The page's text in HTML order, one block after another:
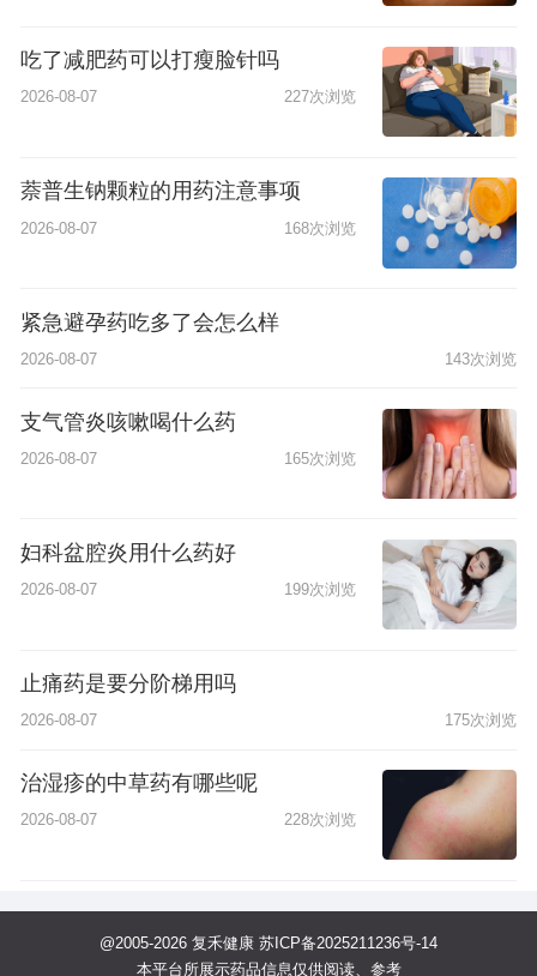
吃了减肥药可以打瘦脸针吗
2026-08-07 227次浏览
萘普生钠颗粒的用药注意事项
2026-08-07 168次浏览
紧急避孕药吃多了会怎么样
2026-08-07 143次浏览
支气管炎咳嗽喝什么药
2026-08-07 165次浏览
妇科盆腔炎用什么药好
2026-08-07 199次浏览
止痛药是要分阶梯用吗
2026-08-07 175次浏览
治湿疹的中草药有哪些呢
2026-08-07 228次浏览
@2005-2026 复禾健康 苏ICP备2025211236号-14
本平台所展示药品信息仅供阅读、参考